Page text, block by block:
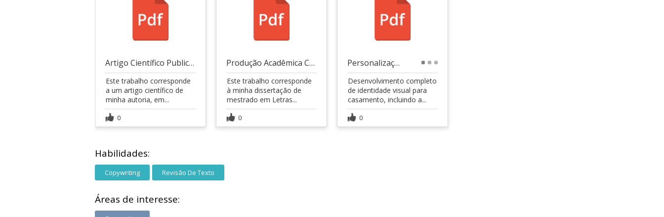
Artigo Científico Publicado em Livro
Este trabalho corresponde
a um artigo científico de
minha autoria, em...
0
Produção Acadêmica Completa | Dissertação
Este trabalho corresponde
à minha dissertação de
mestrado em Letras...
0
Personalizações para casamento
Desenvolvimento completo
de identidade visual para
casamento, incluindo a...
0
Habilidades:
Copywriting Revisão De Texto
Áreas de interesse: